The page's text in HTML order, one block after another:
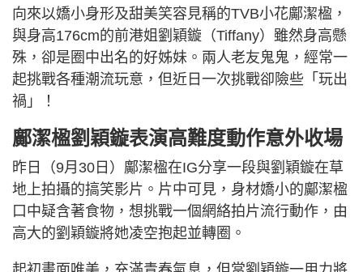
向來以嬌小身形及甜美笑容見稱的TVB小花鄺潔楹，
與身高176cm的前港姐劉穎鏇（Tiffany）雖然身高懸
殊，卻是圈中出名的好姊妹。兩人老友鬼鬼，經常一
起挑戰各種潮流玩意，但近日一次挑戰卻險些「玩出
禍」！
鄺潔楹劉穎鏇表演高難度動作意外收場
昨日（9月30日）鄺潔楹在IG分享一段與劉穎鏇在草
地上拍攝的搞笑影片。片中可見，身材嬌小的鄺潔楹
口中疑含著食物，想挑戰一個網絡拍片流行動作，由
高大的劉穎鏇將她凌空抱起並轉圈。